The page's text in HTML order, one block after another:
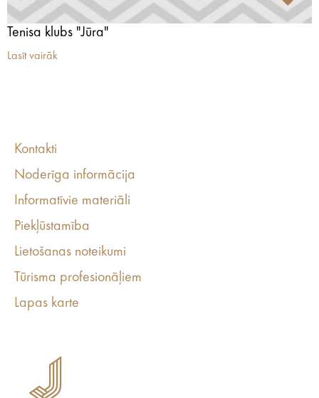
Tenisa klubs "Jūra"
Lasīt vairāk
Kontakti
Noderīga informācija
Informatīvie materiāli
Piekļūstamība
Lietošanas noteikumi
Tūrisma profesionāļiem
Lapas karte